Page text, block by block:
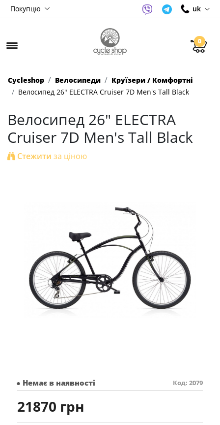
Покупцю uk
0
Cycleshop Велосипеди
Круїзери / Комфортні
Велосипед 26" ELECTRA Cruiser 7D Men's Tall Black
Велосипед 26" ELECTRA
Cruiser 7D Men's Tall Black
Стежити за ціною
● Немає в наявності Код: 2079
21870 грн